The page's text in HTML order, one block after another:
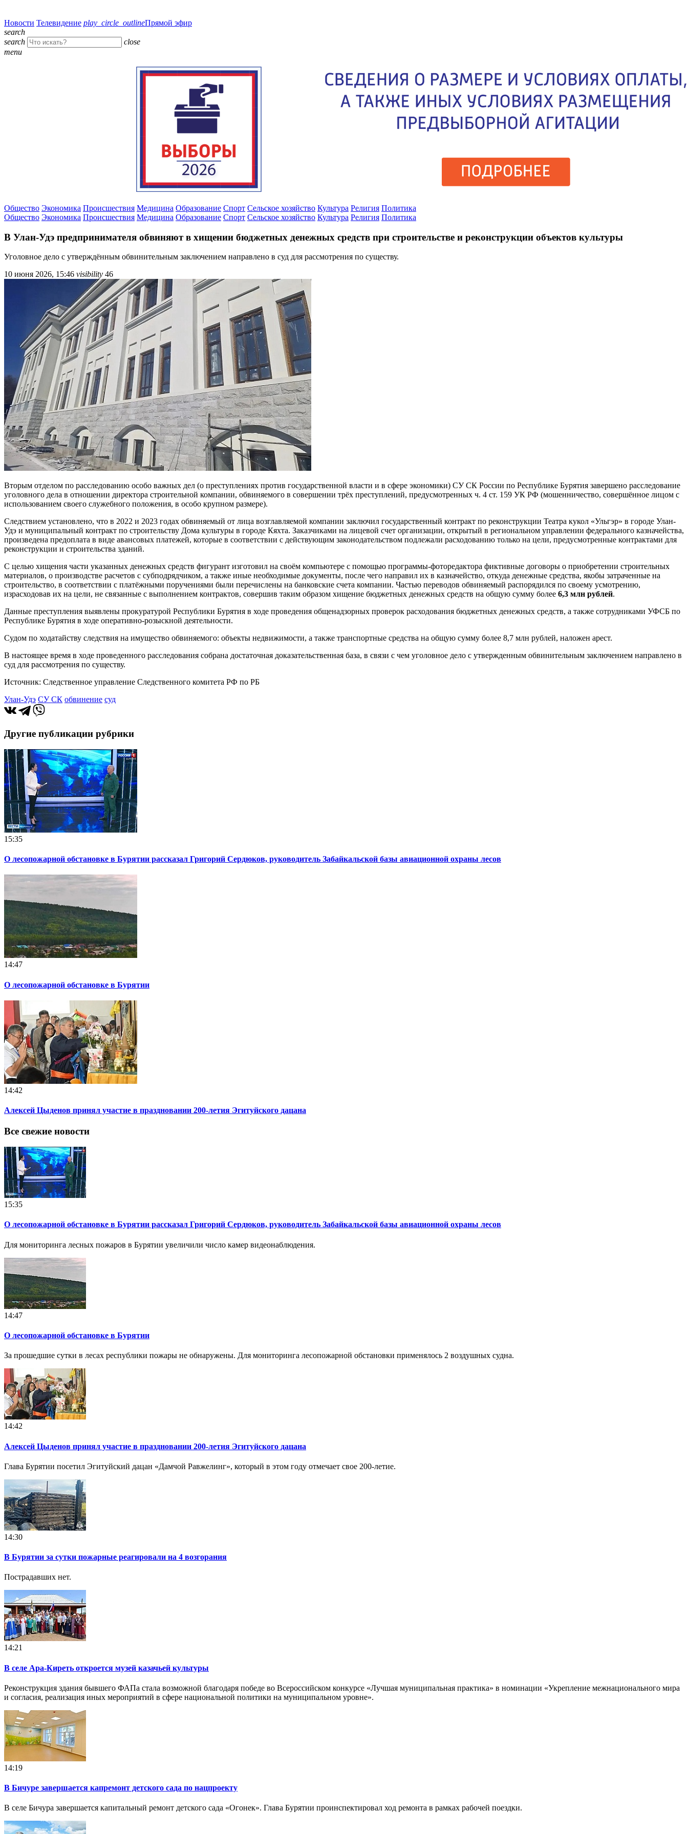
Новости Телевидение play_circle_outlineПрямой эфир
search
search
close
menu
Общество Экономика Происшествия Медицина Образование Спорт Сельское хозяйство Культура Религия Политика
Общество Экономика Происшествия Медицина Образование Спорт Сельское хозяйство Культура Религия Политика
В Улан-Удэ предпринимателя обвиняют в хищении бюджетных денежных средств при строительстве и реконструкции объектов культуры
Уголовное дело с утверждённым обвинительным заключением направлено в суд для рассмотрения по существу.
10 июня 2026, 15:46 visibility 46
Вторым отделом по расследованию особо важных дел (о преступлениях против государственной власти и в сфере экономики) СУ СК России по Республике Бурятия завершено расследование
уголовного дела в отношении директора строительной компании, обвиняемого в совершении трёх преступлений, предусмотренных ч. 4 ст. 159 УК РФ (мошенничество, совершённое лицом с
использованием своего служебного положения, в особо крупном размере).
Следствием установлено, что в 2022 и 2023 годах обвиняемый от лица возглавляемой компании заключил государственный контракт по реконструкции Театра кукол «Ульгэр» в городе Улан-
Удэ и муниципальный контракт по строительству Дома культуры в городе Кяхта. Заказчиками на лицевой счет организации, открытый в региональном управлении федерального казначейства,
произведена предоплата в виде авансовых платежей, которые в соответствии с действующим законодательством подлежали расходованию только на цели, предусмотренные контрактами для
реконструкции и строительства зданий.
С целью хищения части указанных денежных средств фигурант изготовил на своём компьютере с помощью программы-фоторедактора фиктивные договоры о приобретении строительных
материалов, о производстве расчетов с субподрядчиком, а также иные необходимые документы, после чего направил их в казначейство, откуда денежные средства, якобы затраченные на
строительство, в соответствии с платёжными поручениями были перечислены на банковские счета компании. Частью переводов обвиняемый распорядился по своему усмотрению,
израсходовав их на цели, не связанные с выполнением контрактов, совершив таким образом хищение бюджетных денежных средств на общую сумму более 6,3 млн рублей.
Данные преступления выявлены прокуратурой Республики Бурятия в ходе проведения общенадзорных проверок расходования бюджетных денежных средств, а также сотрудниками УФСБ по
Республике Бурятия в ходе оперативно-розыскной деятельности.
Судом по ходатайству следствия на имущество обвиняемого: объекты недвижимости, а также транспортные средства на общую сумму более 8,7 млн рублей, наложен арест.
В настоящее время в ходе проведенного расследования собрана достаточная доказательственная база, в связи с чем уголовное дело с утвержденным обвинительным заключением направлено в
суд для рассмотрения по существу.
Источник: Следственное управление Следственного комитета РФ по РБ
Улан-Удэ СУ СК обвинение суд
Другие публикации рубрики
15:35
О лесопожарной обстановке в Бурятии рассказал Григорий Сердюков, руководитель Забайкальской базы авиационной охраны лесов
14:47
О лесопожарной обстановке в Бурятии
14:42
Алексей Цыденов принял участие в праздновании 200-летия Эгитуйского дацана
Все свежие новости
15:35
О лесопожарной обстановке в Бурятии рассказал Григорий Сердюков, руководитель Забайкальской базы авиационной охраны лесов
Для мониторинга лесных пожаров в Бурятии увеличили число камер видеонаблюдения.
14:47
О лесопожарной обстановке в Бурятии
За прошедшие сутки в лесах республики пожары не обнаружены. Для мониторинга лесопожарной обстановки применялось 2 воздушных судна.
14:42
Алексей Цыденов принял участие в праздновании 200-летия Эгитуйского дацана
Глава Бурятии посетил Эгитуйский дацан «Дамчой Равжелинг», который в этом году отмечает свое 200-летие.
14:30
В Бурятии за сутки пожарные реагировали на 4 возгорания
Пострадавших нет.
14:21
В селе Ара-Киреть откроется музей казачьей культуры
Реконструкция здания бывшего ФАПа стала возможной благодаря победе во Всероссийском конкурсе «Лучшая муниципальная практика» в номинации «Укрепление межнационального мира
и согласия, реализация иных мероприятий в сфере национальной политики на муниципальном уровне».
14:19
В Бичуре завершается капремонт детского сада по нацпроекту
В селе Бичура завершается капитальный ремонт детского сада «Огонек». Глава Бурятии проинспектировал ход ремонта в рамках рабочей поездки.